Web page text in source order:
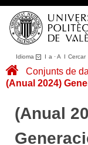
Idioma I a ·A I Cercar
Conjunts de dades
Àrees
Portal de Transparència
Conjunts de
(Anual 2024)
(Anual